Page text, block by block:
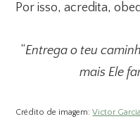
Por isso, acredita,
“Entrega o teu
mais Ele
Crédito de imagem:Victor Garcia